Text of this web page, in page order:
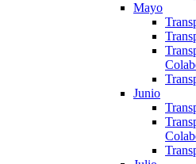
Mayo
Junio